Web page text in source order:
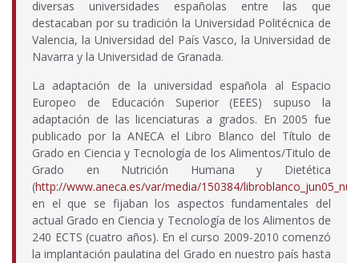
diversas universidades españolas entre las que
destacaban por su tradición la Universidad Politécnica de
Valencia, la Universidad del País Vasco, la Universidad de
Navarra y la Universidad de Granada.
La adaptación de la universidad española al Espacio
Europeo de Educación Superior (EEES) supuso la
adaptación de las licenciaturas a grados. En 2005 fue
publicado por la ANECA el Libro Blanco del Título de
Grado en Ciencia y Tecnología de los Alimentos/Titulo de
Grado en Nutrición Humana y Dietética
(http://www.aneca.es/var/media/150384/
en el que se fijaban los aspectos fundamentales del
actual Grado en Ciencia y Tecnología de los Alimentos de
240 ECTS (cuatro años). En el curso 2009-2010 comenzó
la implantación paulatina del Grado en nuestro país hasta